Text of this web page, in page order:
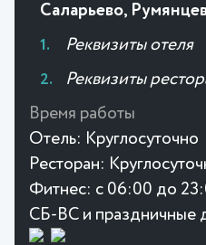
Саларьево,
Реквизиты отеля
Реквизиты
Время работы
Отель: Круглосуточно
Ресторан:
Фитнес: с 06:00 до
СБ-ВС и праздничные